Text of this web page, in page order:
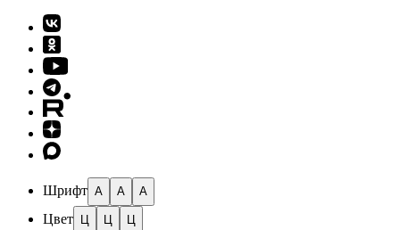
Шрифт A A A
Цвет Ц Ц Ц